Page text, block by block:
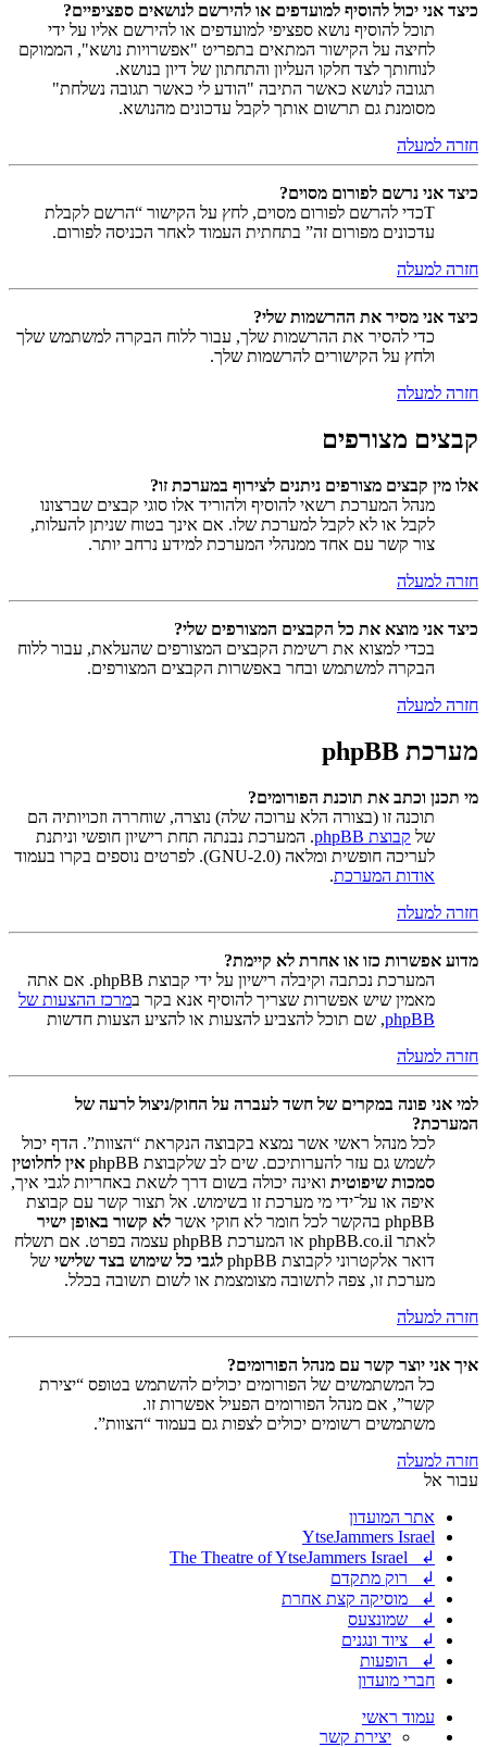
כיצד אני יכול להוסיף למועדפים או להירשם לנושאים ספציפיים?
תוכל להוסיף נושא ספציפי למועדפים או להירשם אליו על ידי
לחיצה על הקישור המתאים בתפריט "אפשרויות נושא", הממוקם
לנוחותך לצד חלקו העליון והתחתון של דיון בנושא.
תגובה לנושא כאשר התיבה "הודע לי כאשר תגובה נשלחת"
מסומנת גם תרשום אותך לקבל עדכונים מהנושא.
חזרה למעלה
כיצד אני נרשם לפורום מסוים?
Tכדי להרשם לפורום מסוים, לחץ על הקישור “הרשם לקבלת
עדכונים מפורום זה” בתחתית העמוד לאחר הכניסה לפורום.
חזרה למעלה
כיצד אני מסיר את ההרשמות שלי?
כדי להסיר את ההרשמות שלך, עבור ללוח הבקרה למשתמש שלך
ולחץ על הקישורים להרשמות שלך.
חזרה למעלה
קבצים מצורפים
אלו מין קבצים מצורפים ניתנים לצירוף במערכת זו?
מנהל המערכת רשאי להוסיף ולהוריד אלו סוגי קבצים שברצונו
לקבל או לא לקבל למערכת שלו. אם אינך בטוח שניתן להעלות,
צור קשר עם אחד ממנהלי המערכת למידע נרחב יותר.
חזרה למעלה
כיצד אני מוצא את כל הקבצים המצורפים שלי?
בכדי למצוא את רשימת הקבצים המצורפים שהעלאת, עבור ללוח
הבקרה למשתמש ובחר באפשרות הקבצים המצורפים.
חזרה למעלה
מערכת phpBB
מי תכנן וכתב את תוכנת הפורומים?
תוכנה זו (בצורה הלא ערוכה שלה) נוצרה, שוחררה וזכויותיה הם
של קבוצת phpBB
. המערכת נבנתה תחת רישיון חופשי וניתנת
לעריכה חופשית ומלאה (GNU-2.0). לפרטים נוספים בקרו בעמוד
אודות המערכת.
חזרה למעלה
מדוע אפשרות כזו או אחרת לא קיימת?
המערכת נכתבה וקיבלה רישיון על ידי קבוצת phpBB. אם אתה
מאמין שיש אפשרות שצריך להוסיף אנא בקר במרכז ההצעות של
phpBB, שם תוכל להצביע להצעות או להציע הצעות חדשות
חזרה למעלה
למי אני פונה במקרים של חשד לעברה על החוק/ניצול לרעה של
המערכת?
לכל מנהל ראשי אשר נמצא בקבוצה הנקראת “הצוות”. הדף יכול
לשמש גם עזר להערותיכם. שים לב שלקבוצת phpBB
אין לחלוטין
סמכות שיפוטית ואינה יכולה בשום דרך לשאת באחריות לגבי איך,
איפה או על־ידי מי מערכת זו בשימוש. אל תצור קשר עם קבוצת
phpBB בהקשר לכל חומר לא חוקי אשר
לא קשור באופן ישיר
לאתר phpBB.co.il או המערכת phpBB עצמה בפרט. אם תשלח
דואר אלקטרוני לקבוצת phpBB
לגבי כל שימוש בצד שלישי של
מערכת זו, צפה לתשובה מצומצמת או לשום תשובה בכלל.
חזרה למעלה
איך אני יוצר קשר עם מנהל הפורומים?
כל המשתמשים של הפורומים יכולים להשתמש בטופס “יצירת
קשר”, אם מנהל הפורומים הפעיל אפשרות זו.
משתמשים רשומים יכולים לצפות גם בעמוד “הצוות”.
חזרה למעלה
עבור אל
אתר המועדון
YtseJammers Israel
↲ The Theatre of YtseJammers Israel
↲ רוק מתקדם
↲ מוסיקה קצת אחרת
↲ שמונצעס
↲ ציוד ונגנים
↲ הופעות
חברי מועדון
עמוד ראשי
יצירת קשר